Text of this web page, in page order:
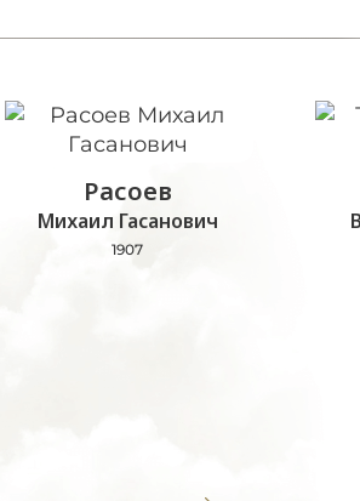
Расоев
Михаил Гасанович
1907